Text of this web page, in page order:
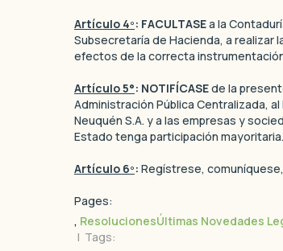
Artículo 4º: FACULTASEa la
Subsecretaría de Hacienda, a realizar
efectos de la correcta
Artículo 5°: NOTIFÍCASEde la
Administración Pública Centralizada,
Neuquén S.A. y a las empresas y
Estado tenga participación mayoritaria.
Artículo 6º: Regístrese,
Pages:
, ResolucionesÚltimas Novedades
| Tags: